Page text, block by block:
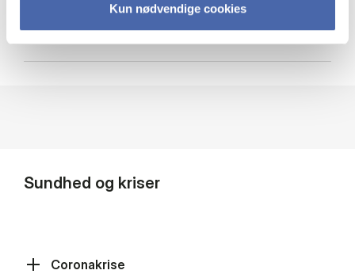
Kun nødvendige cookies
Cybersikkerhed
Sundhed og kriser
Coronakrise